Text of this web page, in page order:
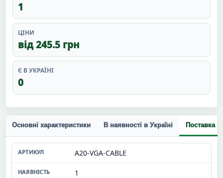
1
ЦІНИ
від 245.5 грн
Є В УКРАЇНІ
0
Основні характеристики В наявності в Україні Поставка
A20-VGA-CABLE
1